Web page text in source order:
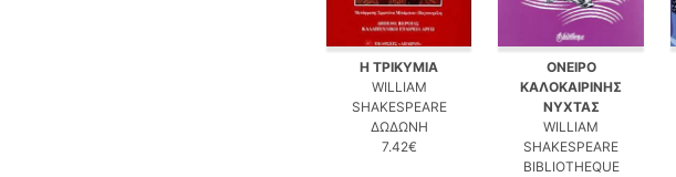
Η ΤΡΙΚΥΜΙΑ
WILLIAM
SHAKESPEARE
ΔΩΔΩΝΗ
7.42€
ΟΝΕΙΡΟ
ΚΑΛΟΚΑΙΡΙΝΗΣ
ΝΥΧΤΑΣ
WILLIAM
SHAKESPEARE
BIBLIOTHEQUE